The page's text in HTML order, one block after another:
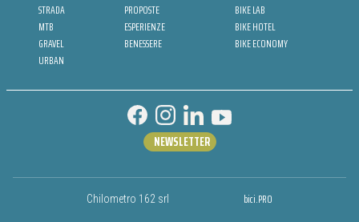
STRADA
MTB
GRAVEL
URBAN
PROPOSTE
ESPERIENZE
BENESSERE
BIKE LAB
BIKE HOTEL
BIKE ECONOMY
Chilometro 162 srl bici.PRO
NEWSLETTER